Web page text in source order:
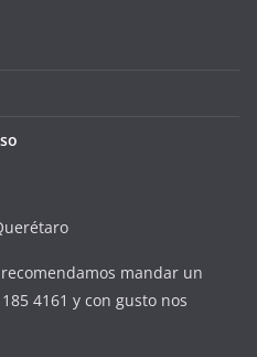
mandar un
4161 y con gusto nos